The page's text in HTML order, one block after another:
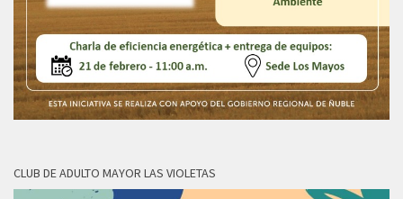
CLUB DE ADULTO MAYOR LAS VIOLETAS